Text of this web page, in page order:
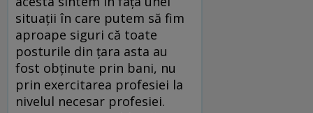
situații în care putem să fim
aproape siguri că toate
posturile din țara asta au
fost obținute prin bani, nu
prin exercitarea profesiei la
nivelul necesar profesiei.